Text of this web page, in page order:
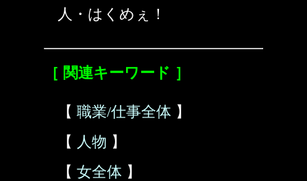
人・はくめぇ！
［ 関連キーワード ］
【 職業/仕事全体 】
【 人物 】
【 女全体 】